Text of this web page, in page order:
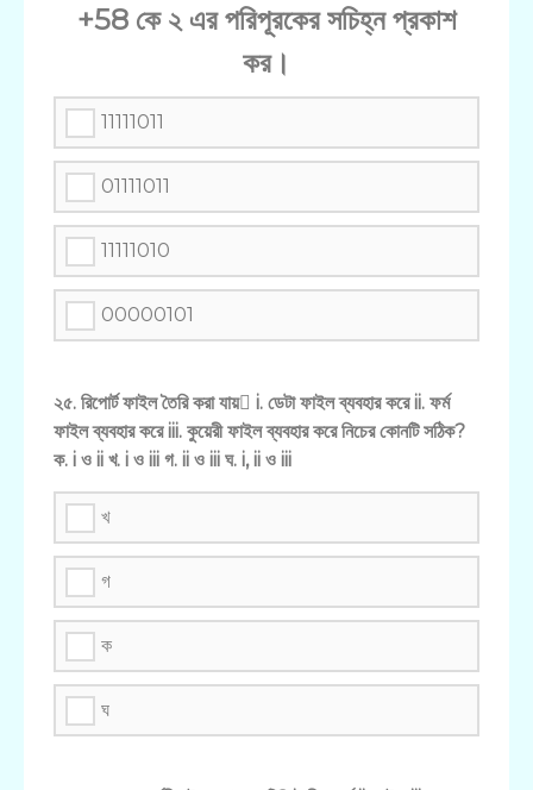
+58 কে ২ এর পরিপূরকের সচিহ্ন প্রকাশ
কর।
11111011
01111011
11111010
00000101
২৫. রিপোর্ট ফাইল তৈরি করা যায় i. ডেটা ফাইল ব্যবহার করে ii. ফর্ম
ফাইল ব্যবহার করে iii. কুয়েরী ফাইল ব্যবহার করে নিচের কোনটি সঠিক?
ক. i ও ii খ. i ও iii গ. ii ও iii ঘ. i, ii ও iii
খ
গ
ক
ঘ